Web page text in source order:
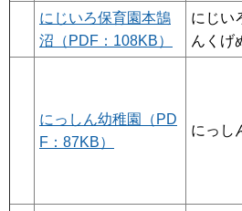
にじいろ保育園本鵠
沼（PDF：108KB）
にじい
んくげ
にっしん幼稚園（PD
F：87KB）
にっし